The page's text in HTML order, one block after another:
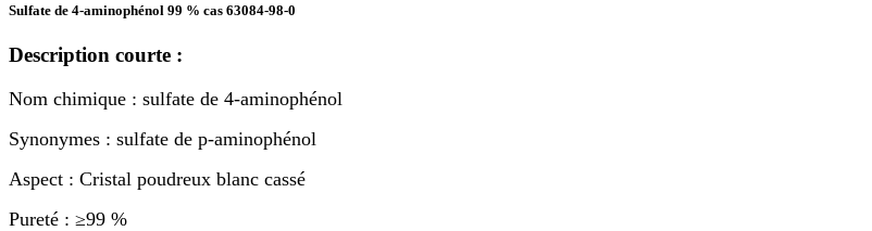
Sulfate de 4-aminophénol 99 % cas 63084-98-0
Description courte :
Nom chimique : sulfate de 4-aminophénol
Synonymes : sulfate de p-aminophénol
Aspect : Cristal poudreux blanc cassé
Pureté : ≥99 %